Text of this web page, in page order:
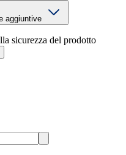
aggiuntive
sicurezza del prodotto